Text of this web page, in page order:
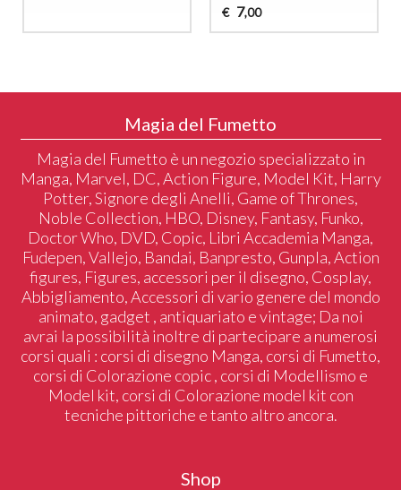
€ 7,00
Magia del Fumetto
Magia del Fumetto è un negozio specializzato in
Manga, Marvel, DC, Action Figure, Model Kit, Harry
Potter, Signore degli Anelli, Game of Thrones,
Noble Collection, HBO, Disney, Fantasy, Funko,
Doctor Who, DVD, Copic, Libri Accademia Manga,
Fudepen, Vallejo, Bandai, Banpresto, Gunpla, Action
figures, Figures, accessori per il disegno, Cosplay,
Abbigliamento, Accessori di vario genere del mondo
animato, gadget , antiquariato e vintage; Da noi
avrai la possibilità inoltre di partecipare a numerosi
corsi quali : corsi di disegno Manga, corsi di Fumetto,
corsi di Colorazione copic , corsi di Modellismo e
Model kit, corsi di Colorazione model kit con
tecniche pittoriche e tanto altro ancora.
Shop